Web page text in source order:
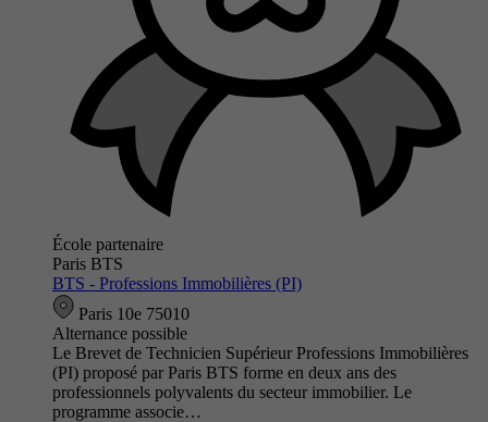
École partenaire
Paris BTS
BTS - Professions Immobilières (PI)
Paris 10e 75010
Alternance possible
Le Brevet de Technicien Supérieur Professions Immobilières
(PI) proposé par Paris BTS forme en deux ans des
professionnels polyvalents du secteur immobilier. Le
programme associe…